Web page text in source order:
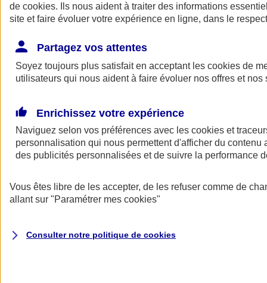
AXA Assurance
de cookies. Ils nous aident à traiter des informations
site et faire évoluer votre expérience en ligne, dans le
Partagez vos attentes
Soyez toujours plus satisfait en acceptant les cookies de
utilisateurs qui nous aident à faire évoluer nos offres et nos
Enrichissez votre expérience
Naviguez selon vos préférences avec les cookies et
personnalisation qui nous permettent d'afficher du contenu
des publicités personnalisées et de suivre la performance
Vous êtes libre de les accepter, de les refuser comme de
allant sur "Paramétrer mes cookies"
Consulter notre politique de cookies